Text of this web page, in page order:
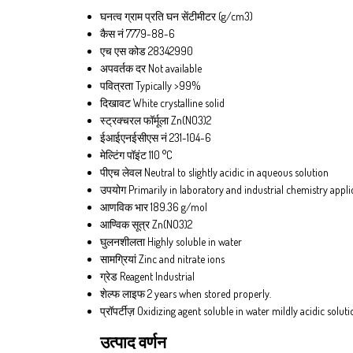
घनत्वग्राम प्रति घन सेंटीमीटर (g/cm3)
कैस नं7779-88-6
एच एस कोड28342990
अपवर्तक दर Not available
पवित्रताTypically >99%
दिखावटWhite crystalline solid
स्ट्रक्चरल फॉर्मूलाZn(NO3)2
ईआईएनईसीएस नं231-104-6
मेल्टिंग पॉइंट110 °C
पीएच लेवल Neutral to slightly acidic in aqueous solution
उपयोग Primarily in laboratory and industrial chemistry
आणविक भार189.36 g/mol
आण्विक सूत्रZn(NO3)2
घुलनशीलता Highly soluble in water
सामग्रियांZinc and nitrate ions
ग्रेड Reagent Industrial
शेल्फ लाइफ2 years when stored properly.
प्रॉपर्टीज़ Oxidizing agent soluble in water mildly acidic
उत्पाद वर्णन